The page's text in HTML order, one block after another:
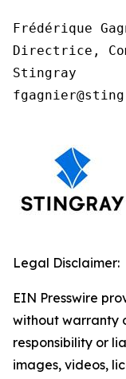
Frédérique
Directrice,
Stingray
Legal Disclaimer:
EIN Presswire
without warranty
responsibility or
images, videos,